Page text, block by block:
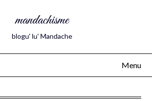
mandachisme
blogu' lu' Mandache
Menu